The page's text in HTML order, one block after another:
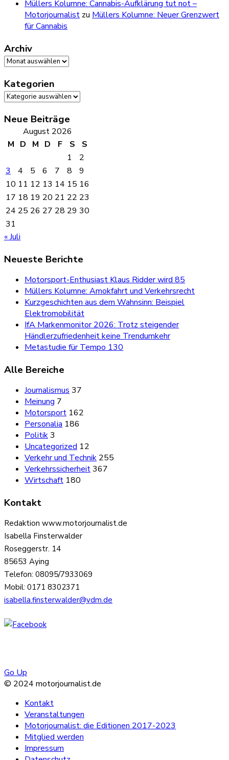
Müllers Kolumne: Cannabis-Aufklärung tut not –
Motorjournalist zu Müllers Kolumne: Neuer Grenzwert
für Cannabis
Archiv
Archiv
Kategorien
Kategorien
Neue Beiträge
August 2026
M D M D F S
S
1
2
3
4 5 6 7 8
9
10 11 12 13 14 15 16
17 18 19 20 21 22 23
24 25 26 27 28 29 30
31
« Juli
Neueste Berichte
Motorsport-Enthusiast Klaus Ridder wird 85
Müllers Kolumne: Amokfahrt und Verkehrsrecht
Kurzgeschichten aus dem Wahnsinn: Beispiel
Elektromobilität
IfA Markenmonitor 2026: Trotz steigender
Händlerzufriedenheit keine Trendumkehr
Metastudie für Tempo 130
Alle Bereiche
Journalismus 37
Meinung 7
Motorsport 162
Personalia 186
Politik3
Uncategorized 12
Verkehr und Technik 255
Verkehrssicherheit367
Wirtschaft 180
Kontakt
Redaktion www.motorjournalist.de
Isabella Finsterwalder
Roseggerstr. 14
85653 Aying
Telefon: 08095/7933069
Mobil: 0171 8302371
isabella.finsterwalder@vdm.de
Go Up
© 2024 motorjournalist.de
Kontakt
Veranstaltungen
Motorjournalist: die Editionen 2017-2023
Mitglied werden
Impressum